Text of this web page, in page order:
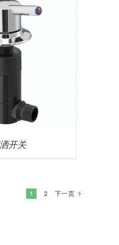
开关
1 2 下一页